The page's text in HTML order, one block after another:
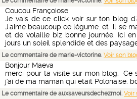
Coucou Françoiose
Je vais de ce click voir sur ton blog
J'aime beaucoup ce légume. et il se
et de volaille biz bonne journée. Ici
jours un soleil splendide et des
Le commentaire de marie-victorine. Voir son
Bonjour Maeva
merci pour ta visite sur mon blog. Ce
j'ai de ma maman qui etait Polonaise.
Le commentaire de auxsaveursdechezmoi. Voir